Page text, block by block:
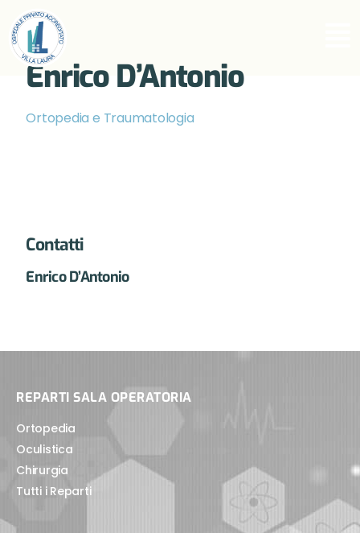
Enrico D’Antonio
Ortopedia e Traumatologia
Contatti
Enrico D’Antonio
REPARTI SALA OPERATORIA
Ortopedia
Oculistica
Chirurgia
Tutti i Reparti